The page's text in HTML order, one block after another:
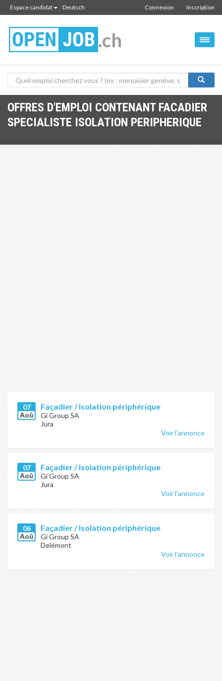
Espace candidat Deutsch Inscription
Connexion
.ch
OFFRES D'EMPLOI CONTENANT FACADIER
SPECIALISTE ISOLATION PERIPHERIQUE
07
Aoû
Façadier / Isolation périphérique
Gi Group SA
Jura
Voir l'annonce
07
Aoû
Façadier / Isolation périphérique
Gi Group SA
Jura
Voir l'annonce
06
Aoû
Façadier / Isolation périphérique
Gi Group SA
Delémont
Voir l'annonce